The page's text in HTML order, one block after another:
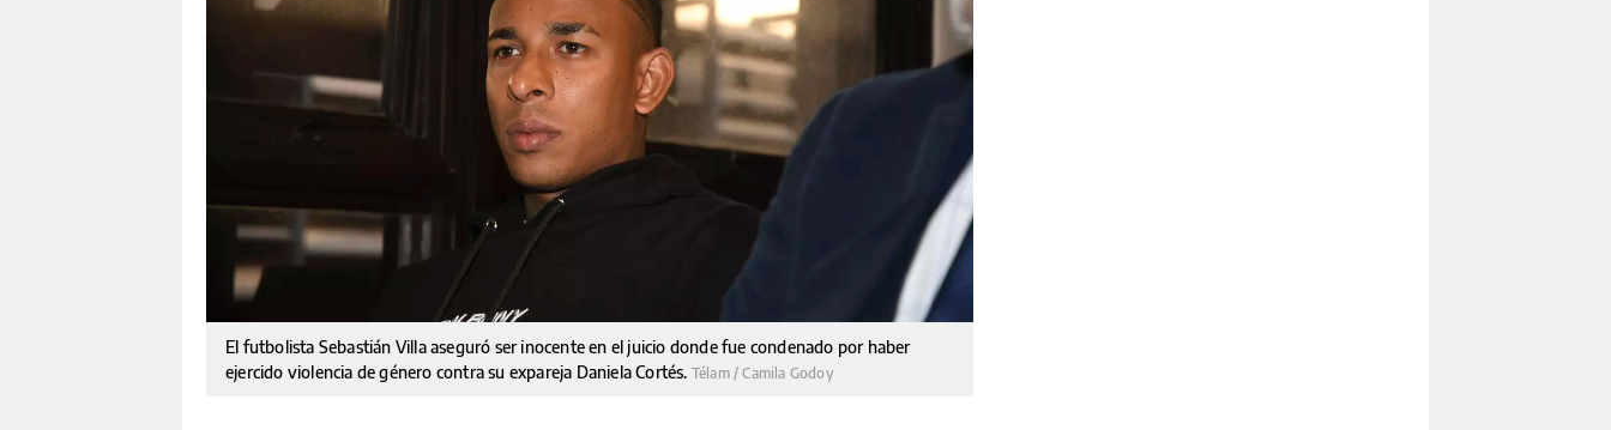
El futbolista Sebastián Villa aseguró ser inocente en el juicio donde fue condenado por haber
ejercido violencia de género contra su expareja Daniela Cortés. Télam / Camila Godoy